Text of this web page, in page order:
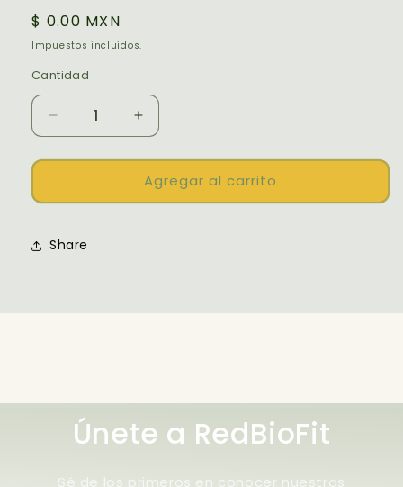
Precio
habitual
$ 0.00 MXN
Impuestos incluidos.
Cantidad
Cantidad
Reducir
cantidad
para
KING
Aumentar
cantidad
para
AJO
KING
Agregar al carrito
Share
Únete a RedBioFit
Sé de los primeros en conocer nuestras